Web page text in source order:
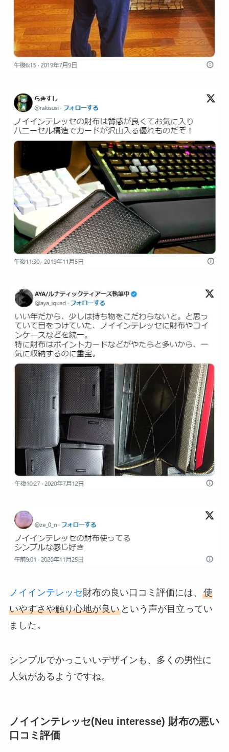
ノイインテレッセ財布の良い口コミ評価には、 使
いやすさや触り心地が良いという声が目立ってい
ました。
シンプルでかっこいいデザインも、多くの男性に
人気があるようですね。
ノイインテレッセ(Neu interesse) 財布の悪い
口コミ評価